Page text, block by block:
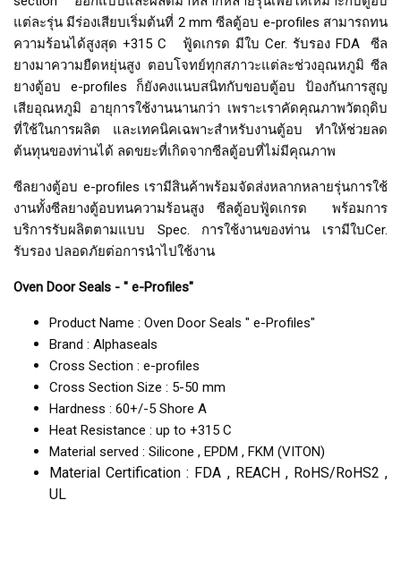
แต่ละรุ่น มีร่องเสียบเริ่มต้นที่ 2 mm ซีลตู้อบ e-profiles สามารถทน
ความร้อนได้สูงสุด +315 C ฟู้ดเกรด มีใบ Cer. รับรอง FDA ซีล
ยางมาความยืดหยุ่นสูง ตอบโจทย์ทุกสภาวะแต่ละช่วงอุณหภูมิ ซีล
ยางตู้อบ e-profiles ก็ยังคงแนบสนิทกับขอบตู้อบ ป้องกันการสูญ
เสียอุณหภูมิ อายุการใช้งานนานกว่า เพราะเราคัดคุณภาพวัตถุดิบ
ที่ใช้ในการผลิต และเทคนิคเฉพาะสำหรับงานตู้อบ ทำให้ช่วยลด
ต้นทุนของท่านได้ ลดขยะที่เกิดจากซีลตู้อบที่ไม่มีคุณภาพ
ซีลยางตู้อบ e-profiles เรามีสินค้าพร้อมจัดส่งหลากหลายรุ่นการใช้
งานทั้งซีลยางตู้อบทนความร้อนสูง ซีลตู้อบฟู้ดเกรด พร้อมการ
บริการรับผลิตตามแบบ Spec. การใช้งานของท่าน เรามีใบCer.
รับรอง ปลอดภัยต่อการนำไปใช้งาน
Oven Door Seals - " e-Profiles"
Product Name : Oven Door Seals " e-Profiles"
Brand : Alphaseals
Cross Section : e-profiles
Cross Section Size : 5-50 mm
Hardness : 60+/-5 Shore A
Heat Resistance : up to +315 C
Material served : Silicone , EPDM , FKM (VITON)
Material Certification : FDA , REACH , RoHS/RoHS2 ,
UL